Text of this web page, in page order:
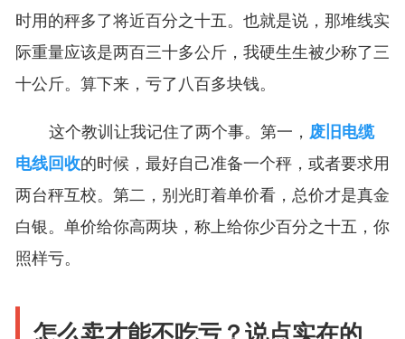
时用的秤多了将近百分之十五。也就是说，那堆线实
际重量应该是两百三十多公斤，我硬生生被少称了三
十公斤。算下来，亏了八百多块钱。
这个教训让我记住了两个事。第一， 废旧电缆
电线回收的时候，最好自己准备一个秤，或者要求用
两台秤互校。第二，别光盯着单价看，总价才是真金
白银。单价给你高两块，称上给你少百分之十五，你
照样亏。